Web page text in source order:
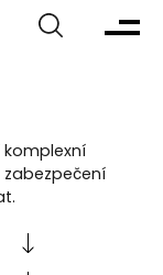
komplexní